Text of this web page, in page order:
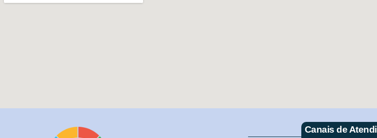
Canais de